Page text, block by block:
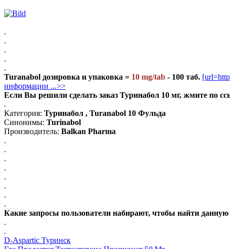
.
.
.
.
.
Turanabol дозировка и упаковка = 10 mg/tab - 100 таб.
информации ...>>
Если Вы решили сделать заказ Туринабол 10 мг, жмите
.
Категория: Туринабол , Turanabol 10 Фульда
Синонимы: Turinabol
Производитель: Balkan Pharma
.
.
.
.
.
.
.
.
Какие запросы пользователи набирают, чтобы найти
.
.
D-Aspartic Туринск